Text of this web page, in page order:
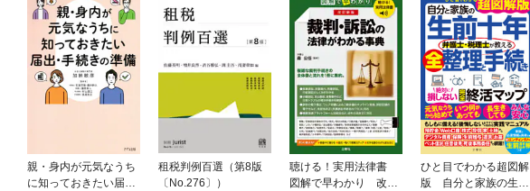
親・身内が元気なうち
に知っておきたい届
租税判例百選（第8版
〔No.276〕）
聴ける！実用法律書
図解で早わかり 改訂
ひと目でわかる超図解
版 自分と家族の生前